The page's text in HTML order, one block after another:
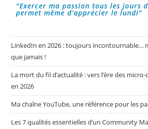
"Exercer ma passion tous les jours
permet même d’apprécier le lundi"
LinkedIn en 2026 : toujours incontournable…
que jamais !
La mort du fil d’actualité : vers l’ère des
en 2026
Ma chaîne YouTube, une référence pour les
Les 7 qualités essentielles d’un Community